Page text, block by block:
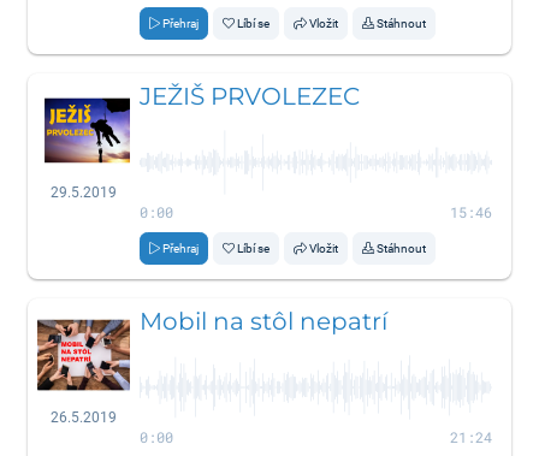
Přehraj Líbí se Vložit Stáhnout
29.5.2019
JEŽIŠ PRVOLEZEC
0:00 15:46
Přehraj Líbí se Vložit Stáhnout
26.5.2019
Mobil na stôl nepatrí
0:00 21:24